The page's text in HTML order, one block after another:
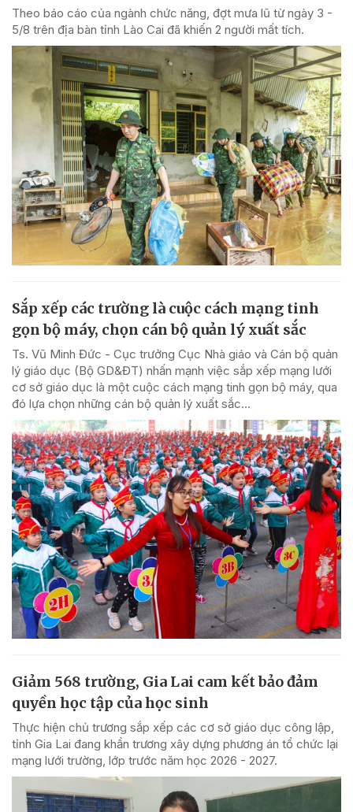
Theo báo cáo của ngành chức năng, đợt mưa lũ từ ngày 3 -
5/8 trên địa bàn tỉnh Lào Cai đã khiến 2 người mất tích.
Sắp xếp các trường là cuộc cách mạng tinh
gọn bộ máy, chọn cán bộ quản lý xuất sắc
Ts. Vũ Minh Đức - Cục trưởng Cục Nhà giáo và Cán bộ quản
lý giáo dục (Bộ GD&ĐT) nhấn mạnh việc sắp xếp mạng lưới
cơ sở giáo dục là một cuộc cách mạng tinh gọn bộ máy, qua
đó lựa chọn những cán bộ quản lý xuất sắc...
Giảm 568 trường, Gia Lai cam kết bảo đảm
quyền học tập của học sinh
Thực hiện chủ trương sắp xếp các cơ sở giáo dục công lập,
tỉnh Gia Lai đang khẩn trương xây dựng phương án tổ chức lại
mạng lưới trường, lớp trước năm học 2026 - 2027.